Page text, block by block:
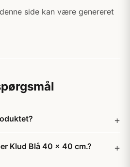
side kan være genereret
Klud Blå 40 x 40 cm.?